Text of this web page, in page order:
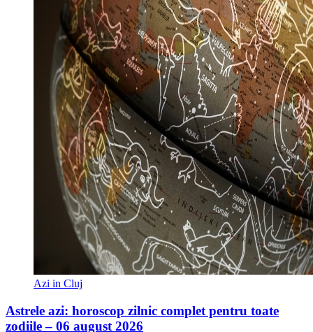
Azi in Cluj
Astrele azi: horoscop zilnic complet pentru toate
zodiile – 06 august 2026